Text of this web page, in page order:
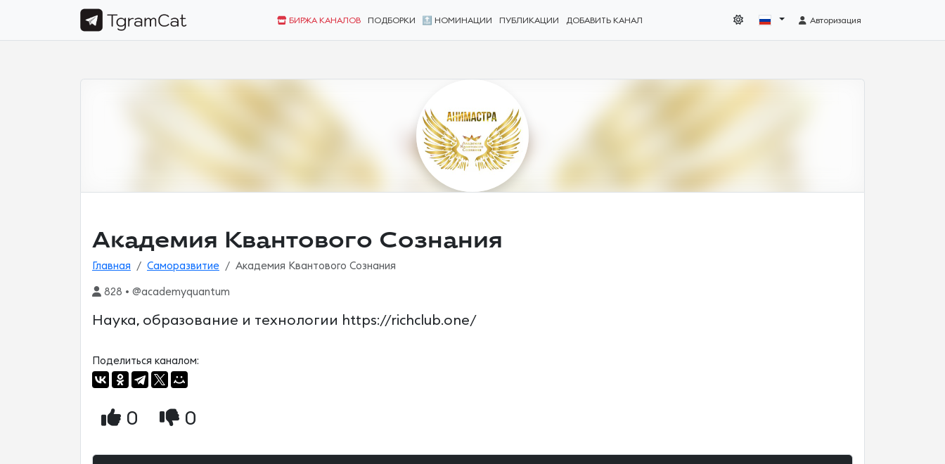
БИРЖА КАНАЛОВ ПОДБОРКИ 🔝 НОМИНАЦИИ ПУБЛИКАЦИИ ДОБАВИТЬ КАНАЛ Авторизация
Академия Квантового Сознания
Главная Саморазвитие Академия Квантового Сознания
828 • @academyquantum
Наука, образование и технологии https://richclub.one/
Поделиться каналом:
0 0